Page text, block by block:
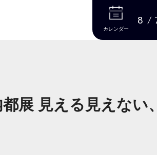
本文へ
カレンダー
8
展 見える見えない